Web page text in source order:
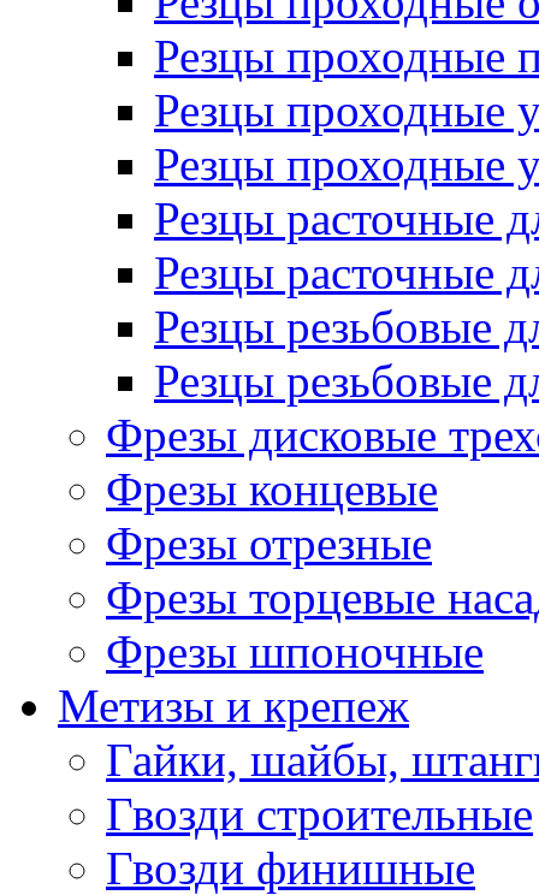
Резцы проходные
Резцы проходные
Резцы проходные
Резцы расточные
Резцы расточные
Резцы резьбовые
Резцы резьбовые
Фрезы дисковые
Фрезы концевые
Фрезы отрезные
Фрезы торцевые
Фрезы шпоночные
Метизы и крепеж
Гайки, шайбы,
Гвозди строительные
Гвозди финишные